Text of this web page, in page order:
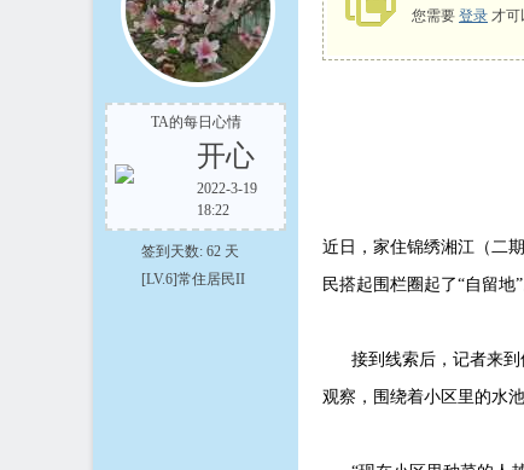
在
TA的每日心情
开心
2022-3-19
18:22
签到天数: 62 天
[LV.6]常住居民II
您需要 登录 才可
近日，家住锦绣湘江（二
民搭起围栏圈起了“自留地”
接到线索后，记者来到
观察，围绕着小区里的水